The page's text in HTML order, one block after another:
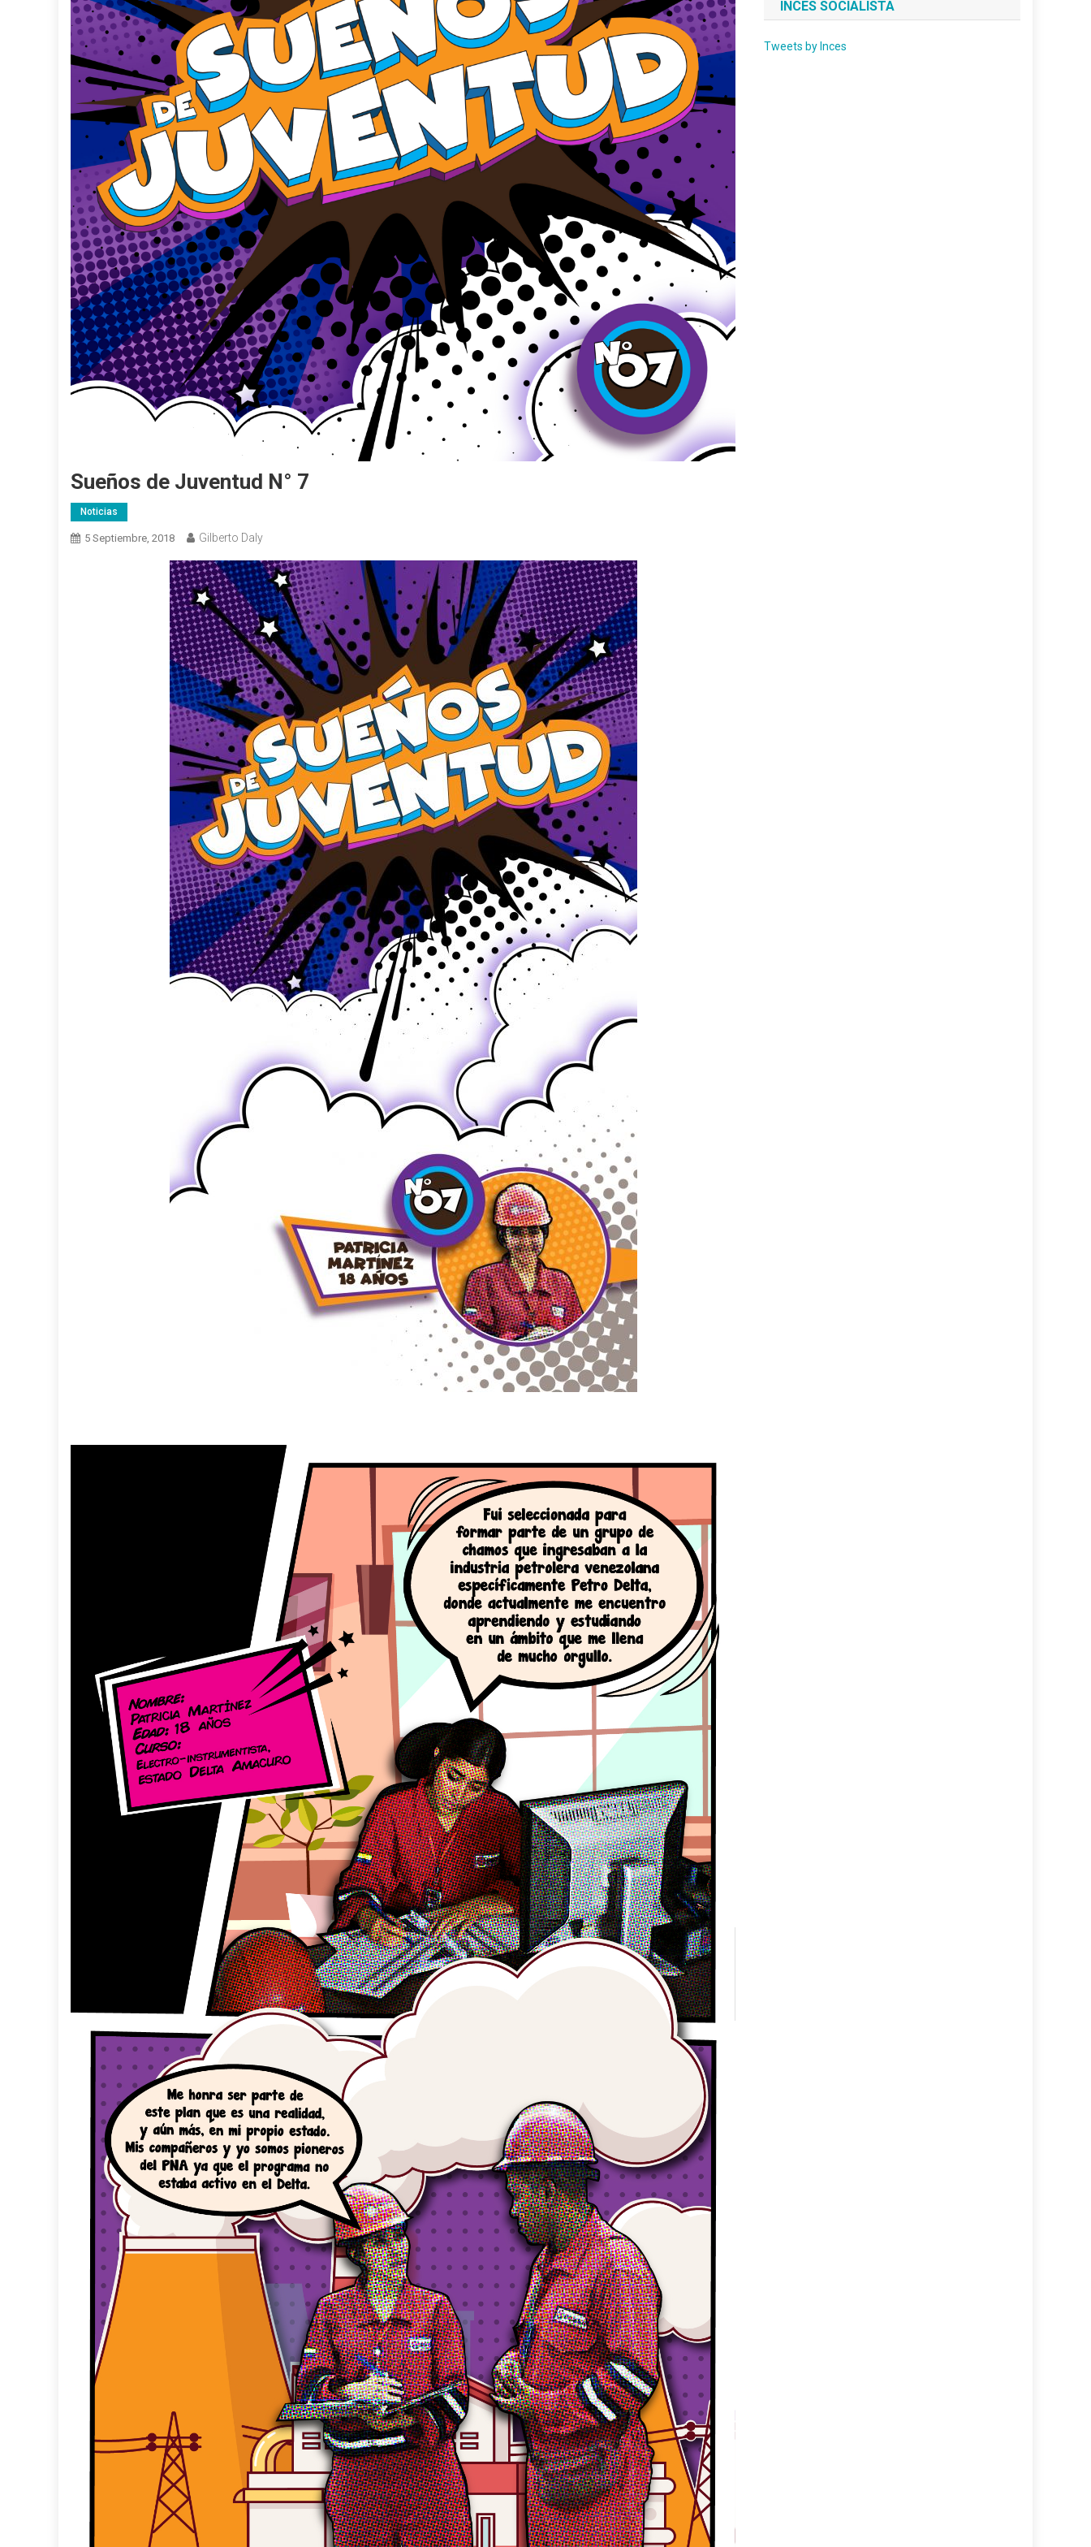
Sueños de Juventud N° 7
Noticias
5 Septiembre, 2018 Gilberto Daly
INCES SOCIALISTA
Tweets by Inces